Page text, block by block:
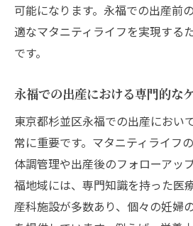
経験者が語る永福での出
永福での出産計画に役
ト
出産に向けた心と体の
永福での産前産後の暮ら
サービス
永福での妊娠中の健康
可能になります。永福での出産前
適なマタニティライフを実現する
です。
永福での出産における専門的な
東京都杉並区永福での出産におい
常に重要です。マタニティライフ
体調管理や出産後のフォローアッ
福地域には、専門知識を持った医
産科施設が多数あり、個々の妊婦